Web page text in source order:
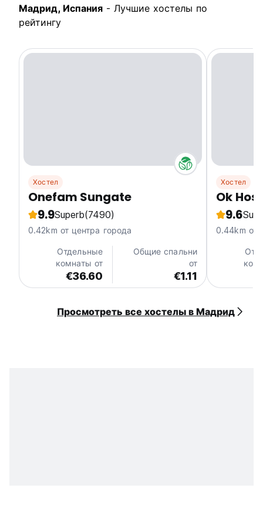
Мадрид, Испания - Лучшие хостелы по
рейтингу
Хостел
Onefam Sungate
9.9Superb(7490)
0.42km от центра города
Отдельные
комнаты от
€36.60
Общие спальни
от
€1.11
Хостел
Ok
9.6
0.44km от
Просмотреть все хостелы в Мадрид